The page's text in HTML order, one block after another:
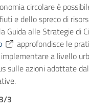
circolare è
e dello spreco di
Guida alle Strategie di
approfondisce le
a livello
sulle azioni adottate
3/3